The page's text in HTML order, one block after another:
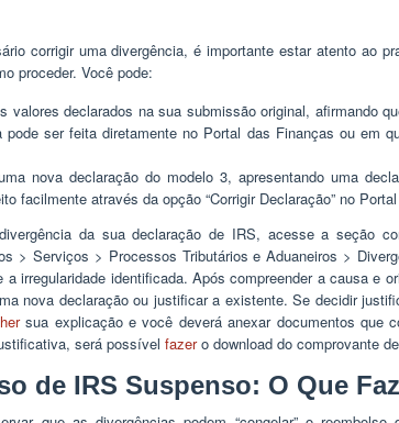
corrigir uma divergência, é importante estar atento ao
proceder. Você pode:
valores declarados na sua submissão original, afirmando
pode ser feita diretamente no Portal das Finanças ou em
nova declaração do modelo 3, apresentando uma
facilmente através da opção “Corrigir Declaração” no
da sua declaração de IRS, acesse a seção
> Serviços > Processos Tributários e Aduaneiros >
a irregularidade identificada. Após compreender a causa e
nova declaração ou justificar a existente. Se decidir
sua explicação e você deverá anexar documentos que
será possível fazero download do comprovante de
de IRS Suspenso: O Que